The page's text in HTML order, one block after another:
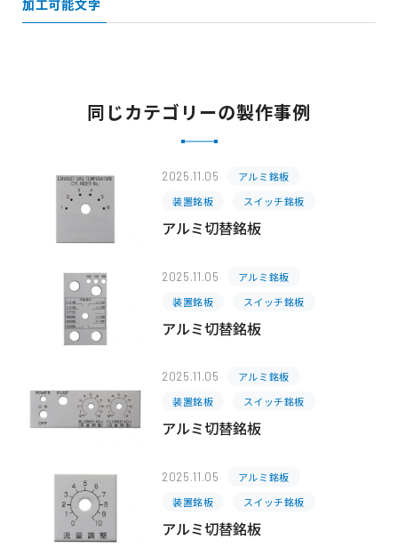
加工可能文字
同じカテゴリーの製作事例
2025.11.05
アルミ銘板
装置銘板
スイッチ銘板
アルミ切替銘板
2025.11.05
アルミ銘板
装置銘板
スイッチ銘板
アルミ切替銘板
2025.11.05
アルミ銘板
装置銘板
スイッチ銘板
アルミ切替銘板
2025.11.05
アルミ銘板
装置銘板
スイッチ銘板
アルミ切替銘板